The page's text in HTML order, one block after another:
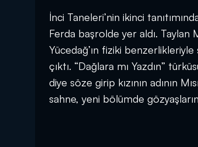
İnci Taneleri’nin ikinci
Ferda başrolde yer aldı. Taylan
Yücedağ’ın fiziki
çıktı. “Dağlara mı Yazdın”
diye söze girip kızının adının
sahne, yeni bölümde